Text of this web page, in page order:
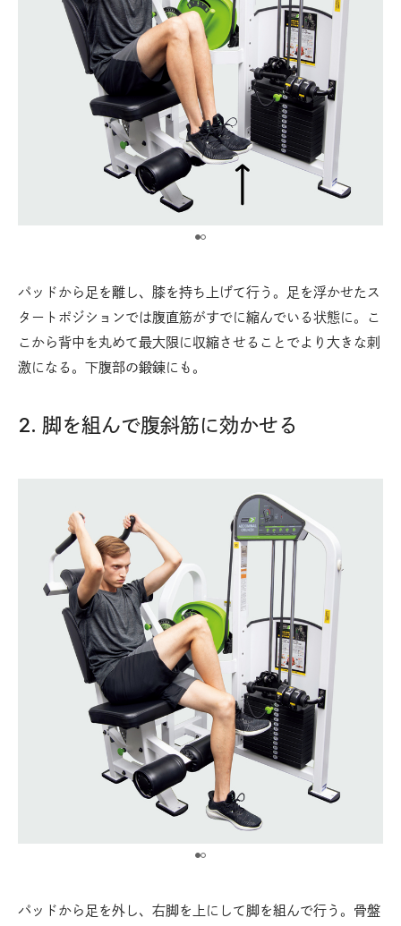
パッドから足を離し、膝を持ち上げて行う。足を浮かせたス
タートポジションでは腹直筋がすでに縮んでいる状態に。こ
こから背中を丸めて最大限に収縮させることでより大きな刺
激になる。下腹部の鍛錬にも。
2. 脚を組んで腹斜筋に効かせる
パッドから足を外し、右脚を上にして脚を組んで行う。骨盤